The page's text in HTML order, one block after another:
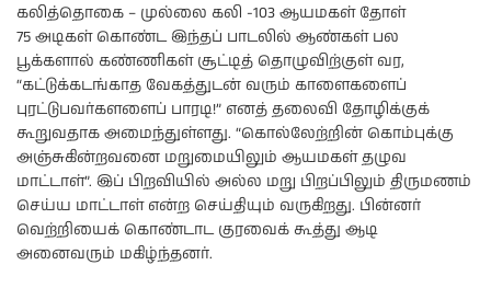
கலித்தொகை – முல்லை கலி -103 ஆயமகள் தோள்
75 அடிகள் கொண்ட இந்தப் பாடலில் ஆண்கள் பல
பூக்களால் கண்ணிகள் சூட்டித் தொழுவிற்குள் வர,
“கட்டுக்கடங்காத வேகத்துடன் வரும் காளைகளைப்
புரட்டுபவர்களளைப் பாரடி!” எனத் தலைவி தோழிக்குக்
கூறுவதாக அமைந்துள்ளது. “கொல்லேற்றின் கொம்புக்கு
அஞ்சுகின்றவனை மறுமையிலும் ஆயமகள் தழுவ
மாட்டாள்”. இப் பிறவியில் அல்ல மறு பிறப்பிலும் திருமணம்
செய்ய மாட்டாள் என்ற செய்தியும் வருகிறது. பின்னர்
வெற்றியைக் கொண்டாட குரவைக் கூத்து ஆடி
அனைவரும் மகிழ்ந்தனர்.